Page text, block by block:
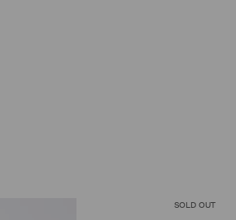
SOLD OUT